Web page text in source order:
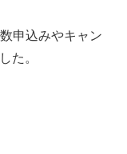
申込みやキャン
た。